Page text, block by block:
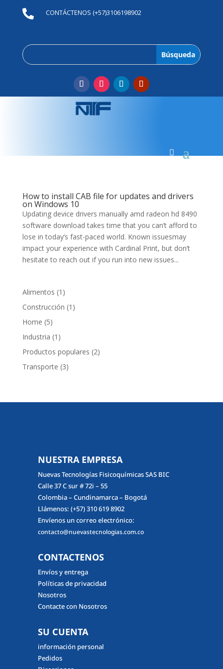
 CONTÁCTENOS (+57)3106198902
How to install CAB file for updates and drivers
on Windows 10
Updating device drivers manually amd radeon hd 8490
software download takes time that you can’t afford to
lose in today’s fast-paced world. Known issuesmay
impact your experience with Cardinal Print, but don’t
hesitate to reach out if you run into new issues...
Alimentos 1 1
producto
Construcción 1 1
Home 55
productos
Industria 1 1
producto
Productos populares 22
Transporte 33
NUESTRA EMPRESA
Nuevas Tecnologías Fisicoquímicas SAS BIC
Calle 37 C sur # 72i – 55
Colombia – Cundinamarca – Bogotá
Llámenos: (+57) 310 619 8902
Envíenos un correo electrónico:
contacto@nuevastecnologias.com.co
CONTACTENOS
Envíos y entrega
Políticas de privacidad
Nosotros
Contacte con Nosotros
SU CUENTA
información personal
Pedidos